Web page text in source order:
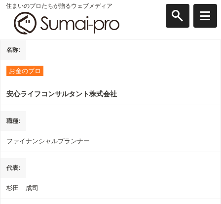
住まいのプロたちが贈るウェブメディア
名称
お金のプロ
安心ライフコンサルタント株式会社
職種
ファイナンシャルプランナー
代表
杉田 成司